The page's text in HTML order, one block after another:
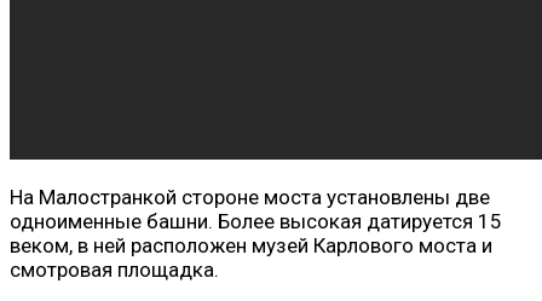
На Малостранкой стороне моста установлены две
одноименные башни. Более высокая датируется 15
веком, в ней расположен музей Карлового моста и
смотровая площадка.